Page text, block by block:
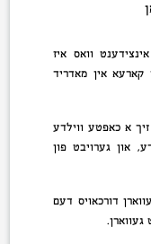
וואס איז
קארעא אין מאדריד
א כאפטע ווילדע
און גערויבט פון
דורכאויס דעם
געווארן.